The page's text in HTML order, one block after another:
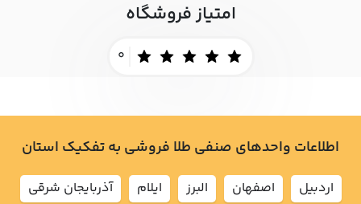
امتیاز فروشگاه
0
اطلاعات واحدهای صنفی طلا فروشی به تفکیک استان
اردبيل اصفهان البرز ايلام
آذربايجان شرقي